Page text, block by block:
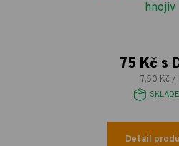
hnojiv
75 Kč s
7,50 Kč / l
Detail